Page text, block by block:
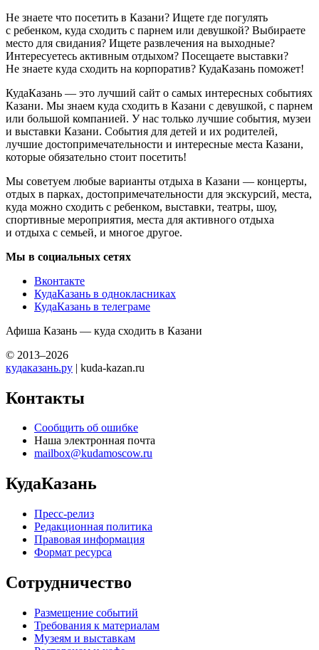
Не знаете что посетить в Казани? Ищете где погулять
с ребенком, куда сходить с парнем или девушкой? Выбираете
место для свидания? Ищете развлечения на выходные?
Интересуетесь активным отдыхом? Посещаете выставки?
Не знаете куда сходить на корпоратив? КудаКазань поможет!
КудаКазань — это лучший сайт о самых интересных событиях
Казани. Мы знаем куда сходить в Казани с девушкой, с парнем
или большой компанией. У нас только лучшие события, музеи
и выставки Казани. События для детей и их родителей,
лучшие достопримечательности и интересные места Казани,
которые обязательно стоит посетить!
Мы советуем любые варианты отдыха в Казани — концерты,
отдых в парках, достопримечательности для экскурсий, места,
куда можно сходить с ребенком, выставки, театры, шоу,
спортивные мероприятия, места для активного отдыха
и отдыха с семьей, и многое другое.
Мы в социальных сетях
Вконтакте
КудаКазань в однокласниках
КудаКазань в телеграме
Афиша Казань — куда сходить в Казани
© 2013–2026
кудаказань.ру | kuda-kazan.ru
Контакты
Сообщить об ошибке
Наша электронная почта
mailbox@kudamoscow.ru
КудаКазань
Пресс-релиз
Редакционная политика
Правовая информация
Формат ресурса
Сотрудничество
Размещение событий
Требования к материалам
Музеям и выставкам